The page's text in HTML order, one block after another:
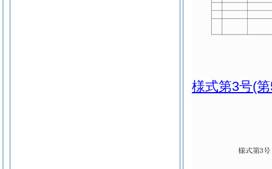
様式第3号(